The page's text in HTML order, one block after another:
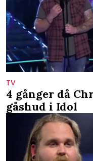
TV
4 gånger då
gåshud i Idol